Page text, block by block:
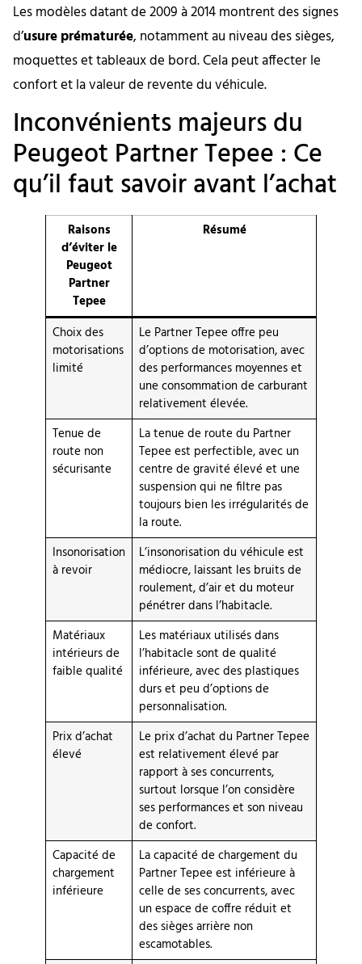
Les modèles datant de 2009 à 2014 montrent des signes
d’usure prématurée, notamment au niveau des sièges,
moquettes et tableaux de bord. Cela peut affecter le
confort et la valeur de revente du véhicule.
Inconvénients majeurs du
Peugeot Partner Tepee : Ce
qu’il faut savoir avant l’achat
Raisons
d’éviter le
Peugeot
Partner
Tepee
Résumé
Choix des
motorisations
limité
Le Partner Tepee offre peu
d’options de motorisation, avec
des performances moyennes et
une consommation de carburant
relativement élevée.
Tenue de
route non
sécurisante
La tenue de route du Partner
Tepee est perfectible, avec un
centre de gravité élevé et une
suspension qui ne filtre pas
toujours bien les irrégularités de
la route.
Insonorisation
à revoir
L’insonorisation du véhicule est
médiocre, laissant les bruits de
roulement, d’air et du moteur
pénétrer dans l’habitacle.
Matériaux
intérieurs de
faible qualité
Les matériaux utilisés dans
l’habitacle sont de qualité
inférieure, avec des plastiques
durs et peu d’options de
personnalisation.
Prix d’achat
élevé
Le prix d’achat du Partner Tepee
est relativement élevé par
rapport à ses concurrents,
surtout lorsque l’on considère
ses performances et son niveau
de confort.
Capacité de
chargement
inférieure
La capacité de chargement du
Partner Tepee est inférieure à
celle de ses concurrents, avec
un espace de coffre réduit et
des sièges arrière non
escamotables.